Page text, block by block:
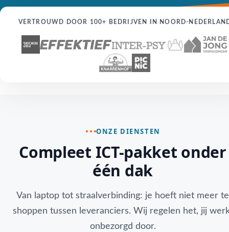
VERTROUWD DOOR 100+ BEDRIJVEN IN NOORD-
ONZE DIENSTEN
Compleet ICT-pakket onder
één dak
Van laptop tot straalverbinding: je hoeft niet meer te
shoppen tussen leveranciers. Wij regelen het, jij
onbezorgd door.